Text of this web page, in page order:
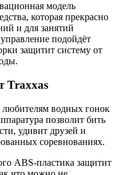
модель
которая прекрасно
и для занятий
подойдёт
защитит систему от
Traxxas
любителям водных гонок
позволит бить
удивит друзей и
соревнованиях.
ABS-пластика защитит